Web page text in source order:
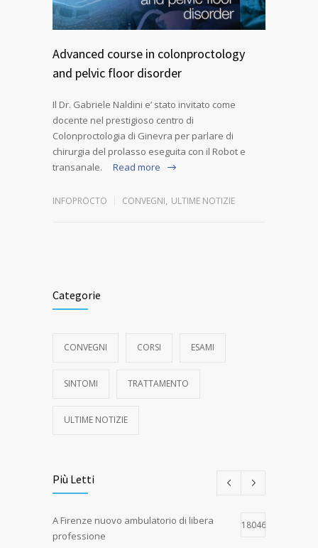
Advanced course in colonproctology
and pelvic floor disorder
Il Dr. Gabriele Naldini e’ stato invitato come
docente nel prestigioso centro di
Colonproctologia di Ginevra per parlare di
chirurgia del prolasso eseguita con il Robot e
transanale.
Read more
INFOPROCTO CONVEGNI, ULTIME NOTIZIE
Categorie
CONVEGNI CORSI ESAMI
SINTOMI TRATTAMENTO
ULTIME NOTIZIE
Più Letti
A Firenze nuovo ambulatorio di libera
professione
18046